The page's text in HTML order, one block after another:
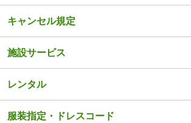
キャンセル規定
施設サービス
レンタル
服装指定・ドレスコード